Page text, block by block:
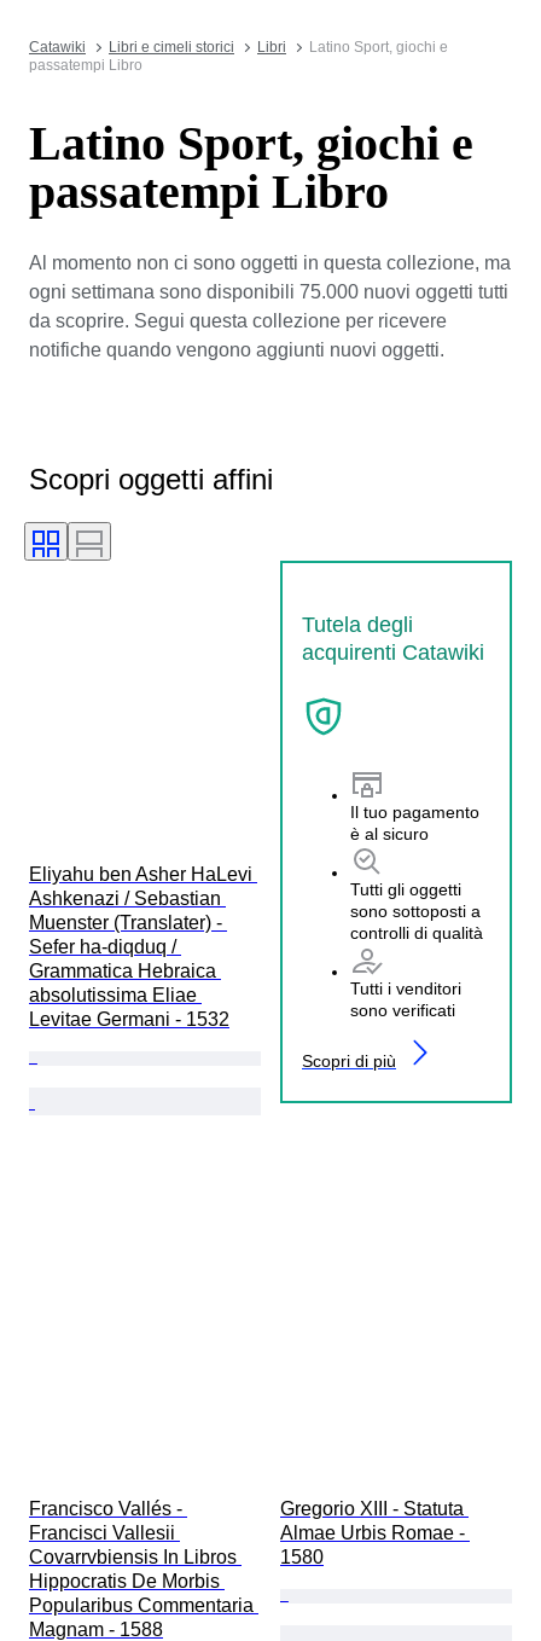
Catawiki Libri e cimeli storici Libri
Latino Sport, giochi e
passatempi Libro
Latino Sport, giochi e
passatempi Libro
Al momento non ci sono oggetti in questa collezione, ma
ogni settimana sono disponibili 75.000 nuovi oggetti tutti
da scoprire. Segui questa collezione per ricevere
notifiche quando vengono aggiunti nuovi oggetti.
Scopri oggetti affini
Tutela degli
acquirenti Catawiki
Il tuo pagamento
è al sicuro
Tutti gli oggetti
sono sottoposti a
controlli di qualità
Tutti i venditori
sono verificati
Scopri di più
Eliyahu ben Asher HaLevi
Ashkenazi / Sebastian
Muenster (Translater) -
Sefer ha-diqduq /
Grammatica Hebraica
absolutissima Eliae
Levitae Germani - 1532
Francisco Vallés -
Francisci Vallesii
Covarrvbiensis In Libros
Hippocratis De Morbis
Popularibus Commentaria
Magnam - 1588
Gregorio XIII - Statuta
Almae Urbis Romae -
1580